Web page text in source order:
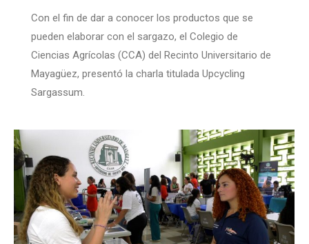
Con el fin de dar a conocer los productos que se
pueden elaborar con el sargazo, el Colegio de
Ciencias Agrícolas (CCA) del Recinto Universitario de
Mayagüez, presentó la charla titulada Upcycling
Sargassum.